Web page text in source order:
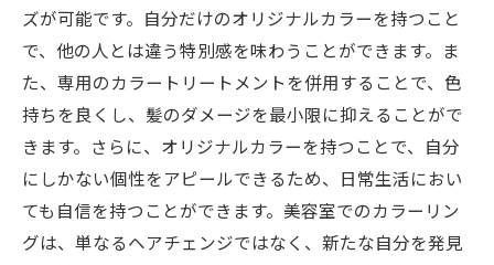
ズが可能です。自分だけのオリジナルカラーを持つこと
で、他の人とは違う特別感を味わうことができます。ま
た、専用のカラートリートメントを併用することで、色
持ちを良くし、髪のダメージを最小限に抑えることがで
きます。さらに、オリジナルカラーを持つことで、自分
にしかない個性をアピールできるため、日常生活におい
ても自信を持つことができます。美容室でのカラーリン
グは、単なるヘアチェンジではなく、新たな自分を発見